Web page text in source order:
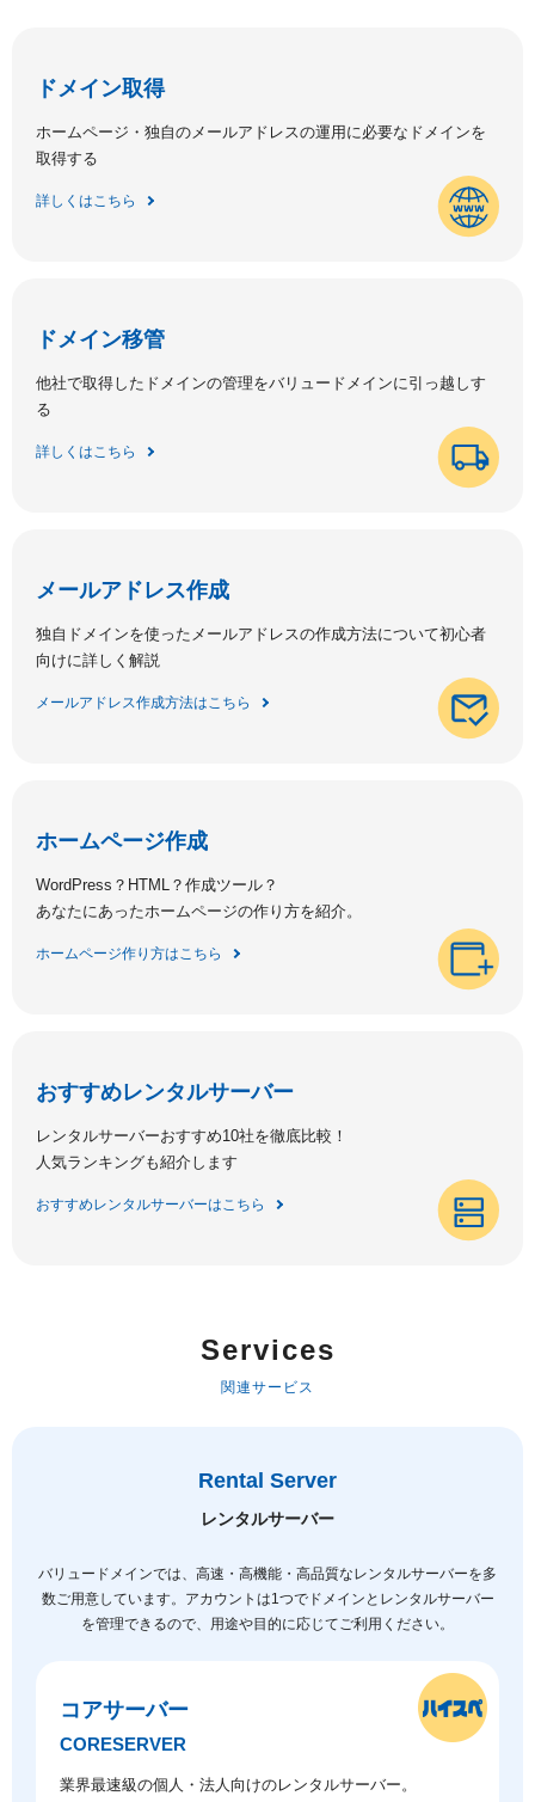
ドメイン取得
ホームページ・独自のメールアドレスの運用に必要なドメインを
取得する
詳しくはこちら
ドメイン移管
他社で取得したドメインの管理をバリュードメインに引っ越しす
る
詳しくはこちら
メールアドレス作成
独自ドメインを使ったメールアドレスの作成方法について初心者
向けに詳しく解説
メールアドレス作成方法はこちら
ホームページ作成
WordPress？HTML？作成ツール？
あなたにあったホームページの作り方を紹介。
ホームページ作り方はこちら
おすすめレンタルサーバー
レンタルサーバーおすすめ10社を徹底比較！
人気ランキングも紹介します
おすすめレンタルサーバーはこちら
Services
関連サービス
Rental Server
レンタルサーバー
バリュードメインでは、高速・高機能・高品質なレンタルサーバーを多
数ご用意しています。
アカウントは1つでドメインとレンタルサーバー
を管理できるので、用途や目的に応じてご利用ください。
コアサーバー
CORESERVER
業界最速級の個人・法人向けのレンタルサーバー。